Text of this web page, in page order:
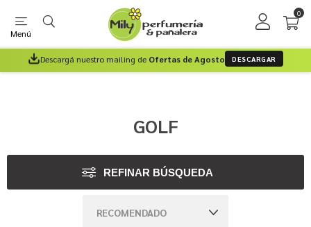
Menú
0
Descargá nuestro mailing de Ofertas de Agosto DESCARGAR
GOLF
REFINAR BÚSQUEDA